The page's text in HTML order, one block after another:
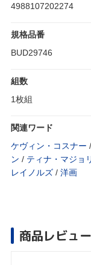
4988107202274
規格品番
BUD29746
組数
1枚組
関連ワード
ケヴィン・コスナー /
ン / ティナ・マジョ
レイノルズ / 洋画
商品レビュー